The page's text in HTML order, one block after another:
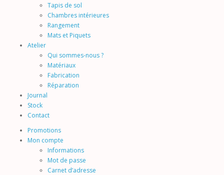
Tapis de sol
Chambres intérieures
Rangement
Mats et Piquets
Atelier
Qui sommes-nous ?
Matériaux
Fabrication
Réparation
Journal
Stock
Contact
Promotions
Mon compte
Informations
Mot de passe
Carnet d’adresse